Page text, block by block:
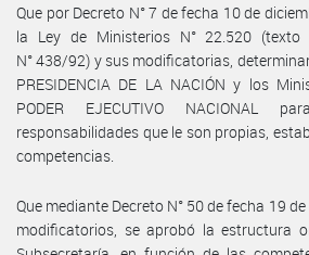
Que por Decreto N° 7 de fecha 10 de
la Ley de Ministerios N° 22.520 (texto
N° 438/92) y sus modificatorias,
PRESIDENCIA DE LA NACIÓN y los
PODER EJECUTIVO NACIONAL
responsabilidades que le son propias,
competencias.
Que mediante Decreto N° 50 de fecha 19
modificatorios, se aprobó la estructura